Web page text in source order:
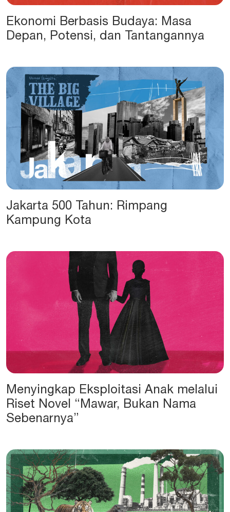
Ekonomi Berbasis Budaya: Masa
Depan, Potensi, dan Tantangannya
Jakarta 500 Tahun: Rimpang
Kampung Kota
Menyingkap Eksploitasi Anak melalui
Riset Novel “Mawar, Bukan Nama
Sebenarnya”